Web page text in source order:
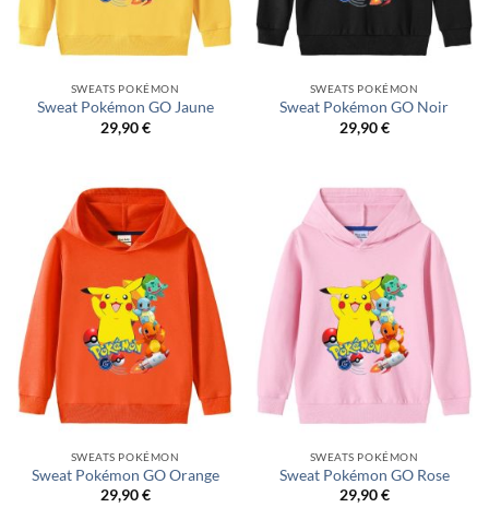
SWEATS POKÉMON
Sweat Pokémon GO Jaune
29,90€
SWEATS POKÉMON
Sweat Pokémon GO Noir
29,90€
SWEATS POKÉMON
Sweat Pokémon GO Orange
29,90€
SWEATS POKÉMON
Sweat Pokémon GO Rose
29,90€